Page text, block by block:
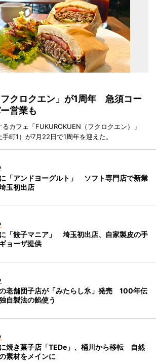
クロクエン」が1周年 急須コー
営業も
カフェ「FUKUROKUEN（フクロクエン）」
手町1）が7月22日で1周年を迎えた。
「アンドヨーグルト」 ソフト専門店で新業
玉初出店
「餃子マニア」 埼玉初出店、自家製皮の手
ョーザ提供
老舗団子店が「みたらし氷」発売 100年伝
自製法の餡使う
焼き菓子店「TEDe」、桶川から移転 自然
素材をメインに